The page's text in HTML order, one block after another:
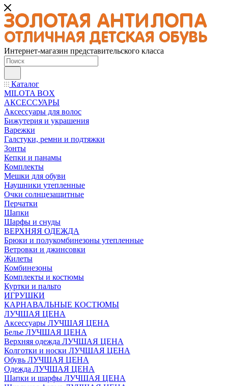
Интернет-магазин представительского класса
Каталог
MILOTA BOX
АКСЕССУАРЫ
Аксессуары для волос
Бижутерия и украшения
Варежки
Галстуки, ремни и подтяжки
Зонты
Кепки и панамы
Комплекты
Мешки для обуви
Наушники утепленные
Очки солнцезащитные
Перчатки
Шапки
Шарфы и снуды
ВЕРХНЯЯ ОДЕЖДА
Брюки и полукомбинезоны утепленные
Ветровки и джинсовки
Жилеты
Комбинезоны
Комплекты и костюмы
Куртки и пальто
ИГРУШКИ
КАРНАВАЛЬНЫЕ КОСТЮМЫ
ЛУЧШАЯ ЦЕНА
Аксессуары ЛУЧШАЯ ЦЕНА
Белье ЛУЧШАЯ ЦЕНА
Верхняя одежда ЛУЧШАЯ ЦЕНА
Колготки и носки ЛУЧШАЯ ЦЕНА
Обувь ЛУЧШАЯ ЦЕНА
Одежда ЛУЧШАЯ ЦЕНА
Шапки и шарфы ЛУЧШАЯ ЦЕНА